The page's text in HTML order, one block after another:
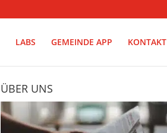
LABS GEMEINDE APP KONTAKT
ÜBER UNS